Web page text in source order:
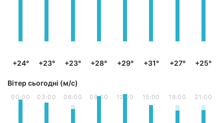
+24° +23° +23° +28° +29° +31° +27° +25°
Вітер сьогодні (м/с)
00:00 03:00 06:00 09:00 12:00 15:00 18:00 21:00